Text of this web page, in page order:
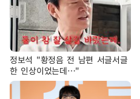
정보석 "황정음 전 남편 서글서글
한 인상이었는데…"